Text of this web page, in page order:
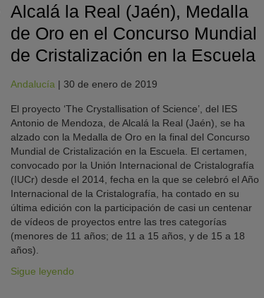
Alcalá la Real (Jaén), Medalla
de Oro en el Concurso Mundial
de Cristalización en la Escuela
Andalucía | 30 de enero de 2019
El proyecto ‘The Crystallisation of Science’, del IES
Antonio de Mendoza, de Alcalá la Real (Jaén), se ha
alzado con la Medalla de Oro en la final del Concurso
Mundial de Cristalización en la Escuela. El certamen,
convocado por la Unión Internacional de Cristalografía
(IUCr) desde el 2014, fecha en la que se celebró el Año
Internacional de la Cristalografía, ha contado en su
última edición con la participación de casi un centenar
de vídeos de proyectos entre las tres categorías
(menores de 11 años; de 11 a 15 años, y de 15 a 18
años).
Sigue leyendo